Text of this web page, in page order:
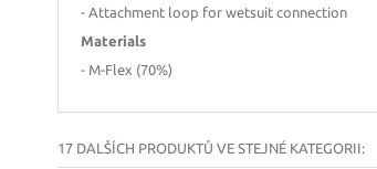
- Attachment loop for wetsuit connection
Materials
- M-Flex (70%)
17 DALŠÍCH PRODUKTŮ VE STEJNÉ KATEGORII: